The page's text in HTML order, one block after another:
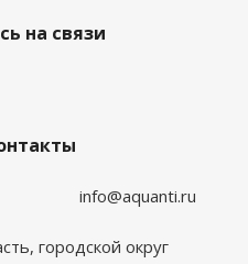
на связи
info@aquanti.ru
городской округ